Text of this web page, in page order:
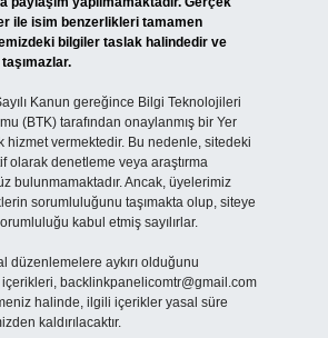
ile isim benzerlikleri tamamen
bilgiler taslak halindedir ve
Kanun gereğince Bilgi Teknolojileri
(BTK) tarafından onaylanmış bir Yer
hizmet vermektedir. Bu nedenle, sitedeki
olarak denetleme veya araştırma
bulunmamaktadır. Ancak, üyelerimiz
sorumluluğunu taşımakta olup, siteye
kabul etmiş sayılırlar.
düzenlemelere aykırı olduğunu
backlinkpanelicomtr@gmail.com
halinde, ilgili içerikler yasal süre
kaldırılacaktır.